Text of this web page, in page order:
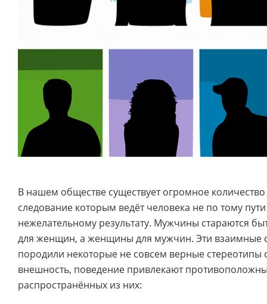
В нашем обществе существует огромное количество
следование которым ведёт человека не по тому
нежелательному результату. Мужчины стараются
для женщин, а женщины для мужчин. Эти взаимные
породили некоторые не совсем верные стереотипы
внешность, поведение привлекают
распространённых из них: